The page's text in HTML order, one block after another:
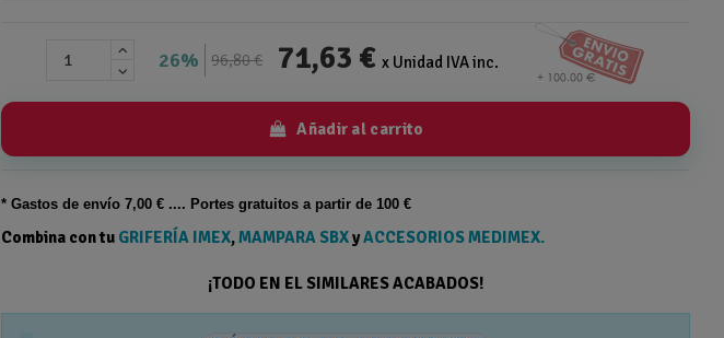
26% 96,80 € 71,63 €x Unidad IVA inc.
Añadir al carrito
* Gastos deenvío 7,00 € .... Portes gratuitos a partir de 100 €
Combina con tu GRIFERÍA IMEX,MAMPARA SBXyACCESORIOS MEDIMEX.
¡TODO EN EL SIMILARES ACABADOS!